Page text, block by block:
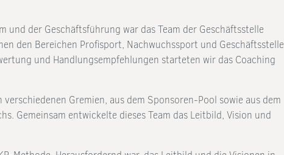
und der Geschäftsführung war das Team der Geschäftsstelle
den Bereichen Profisport, Nachwuchssport und Geschäftsstelle
und Handlungsempfehlungen starteten wir das Coaching
Gremien, aus dem Sponsoren-Pool sowie aus dem
Gemeinsam entwickelte dieses Team das Leitbild, Vision und